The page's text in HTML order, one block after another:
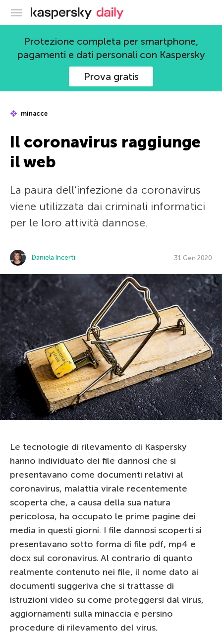
Blog ufficiale di Kaspersky
Protezione completa per smartphone,
pagamenti e dati personali con Kaspersky
Prova gratis
minacce
Il coronavirus raggiunge
il web
La paura dell’infezione da coronavirus
viene utilizzata dai criminali informatici
per le loro attività dannose.
Daniela Incerti 31 Gen 2020
Le tecnologie di rilevamento di Kaspersky
hanno individuato dei file dannosi che si
presentavano come documenti relativi al
coronavirus, malattia virale recentemente
scoperta che, a causa della sua natura
pericolosa, ha occupato le prime pagine dei
media in questi giorni. I file dannosi scoperti si
presentavano sotto forma di file pdf, mp4 e
docx sul coronavirus. Al contrario di quanto
realmente contenuto nei file, il nome dato ai
documenti suggeriva che si trattasse di
istruzioni video su come proteggersi dal virus,
aggiornamenti sulla minaccia e persino
procedure di rilevamento del virus.